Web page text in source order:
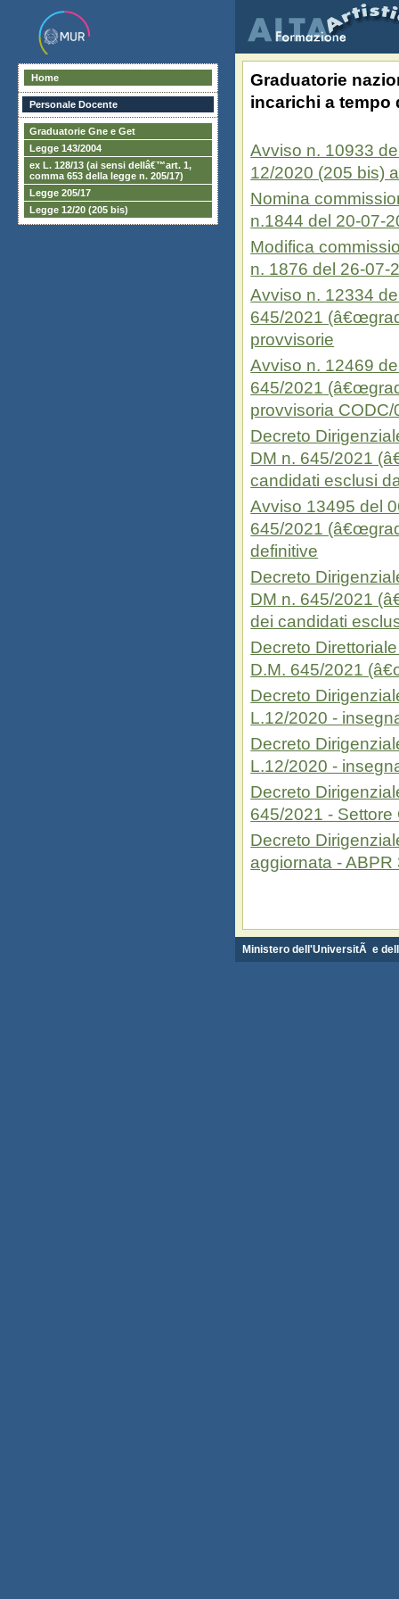
Home
Personale Docente
Graduatorie Gne e Get
Legge 143/2004
ex L. 128/13 (ai sensi dellâ€™art. 1,
comma 653 della legge n. 205/17)
Legge 205/17
Legge 12/20 (205 bis)
Graduatorie
incarichi a tempo
Avviso n. 10933
12/2020 (205 bis)
Nomina
n.1844 del 20-07-
Modifica
n. 1876 del 26-07-
Avviso n. 12334
645/2021
provvisorie
Avviso n. 12469
645/2021
provvisoria
Decreto
DM n. 645/2021
candidati esclusi
Avviso 13495 del
645/2021
definitive
Decreto
DM n. 645/2021
dei candidati
Decreto
D.M. 645/2021
Decreto
L.12/2020 -
Decreto
L.12/2020 -
Decreto
645/2021 - Settore
Decreto
aggiornata - ABPR
Ministero dell'UniversitÃ e